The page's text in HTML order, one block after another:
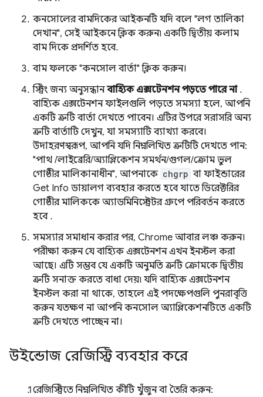
কনসোলের বামদিকের আইকনটি যদি বলে "লগ তালিকা
দেখান", সেই আইকনে ক্লিক করুন৷ একটি দ্বিতীয় কলাম
বাম দিকে প্রদর্শিত হবে.
বাম ফলকে "কনসোল বার্তা" ক্লিক করুন।
স্ট্রিং জন্য অনুসন্ধানবাহ্যিক এক্সটেনশন পড়তে পারে না.
বাহ্যিক এক্সটেনশন ফাইলগুলি পড়তে সমস্যা হলে, আপনি
একটি ত্রুটি বার্তা দেখতে পাবেন। এটির উপরে সরাসরি অন্য
ত্রুটি বার্তাটি দেখুন, যা সমস্যাটি ব্যাখ্যা করবে।
উদাহরণস্বরূপ, আপনি যদি নিম্নলিখিত ত্রুটিটি দেখতে পান:
"পাথ /লাইব্রেরি/অ্যাপ্লিকেশন সমর্থন/গুগল/ক্রোম ভুল
গোষ্ঠীর মালিকানাধীন", আপনাকে chgrp বা ফাইন্ডারের
Get Info ডায়ালগ ব্যবহার করতে হবে যাতে ডিরেক্টরির
গোষ্ঠীর মালিককে অ্যাডমিনিস্ট্রেটর গ্রুপে পরিবর্তন করতে
হবে .
সমস্যার সমাধান করার পর, Chrome আবার লঞ্চ করুন।
পরীক্ষা করুন যে বাহ্যিক এক্সটেনশন এখন ইনস্টল করা
আছে। এটি সম্ভব যে একটি অনুমতি ত্রুটি ক্রোমকে দ্বিতীয়
ত্রুটি সনাক্ত করতে বাধা দেয়৷ যদি বাহ্যিক এক্সটেনশন
ইনস্টল করা না থাকে, তাহলে এই পদক্ষেপগুলি পুনরাবৃত্তি
করুন যতক্ষণ না আপনি কনসোল অ্যাপ্লিকেশনটিতে একটি
ত্রুটি দেখতে পাচ্ছেন না।
উইন্ডোজ রেজিস্ট্রি ব্যবহার করে
রেজিস্ট্রিতে নিম্নলিখিত কীটি খুঁজুন বা তৈরি করুন: